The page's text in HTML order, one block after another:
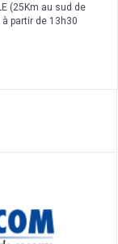
(25Km au sud de
partir de 13h30